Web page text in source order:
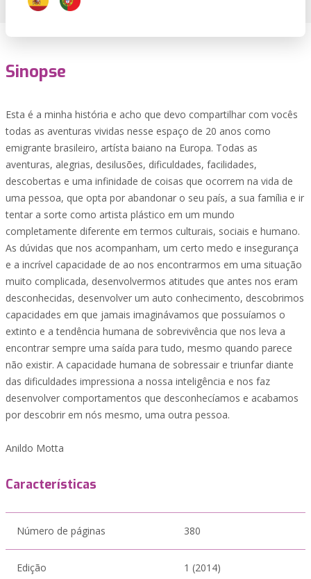
Sinopse
Esta é a minha história e acho que devo compartilhar com vocês
todas as aventuras vividas nesse espaço de 20 anos como
emigrante brasileiro, artísta baiano na Europa. Todas as
aventuras, alegrias, desilusões, dificuldades, facilidades,
descobertas e uma infinidade de coisas que ocorrem na vida de
uma pessoa, que opta por abandonar o seu país, a sua família e ir
tentar a sorte como artista plástico em um mundo
completamente diferente em termos culturais, sociais e humano.
As dúvidas que nos acompanham, um certo medo e insegurança
e a incrível capacidade de ao nos encontrarmos em uma situação
muito complicada, desenvolvermos atitudes que antes nos eram
desconhecidas, desenvolver um auto conhecimento, descobrimos
capacidades em que jamais imaginávamos que possuíamos o
extinto e a tendência humana de sobrevivência que nos leva a
encontrar sempre uma saída para tudo, mesmo quando parece
não existir. A capacidade humana de sobressair e triunfar diante
das dificuldades impressiona a nossa inteligência e nos faz
desenvolver comportamentos que desconhecíamos e acabamos
por descobrir em nós mesmo, uma outra pessoa.
Anildo Motta
Características
Número de páginas 380
Edição 1 (2014)